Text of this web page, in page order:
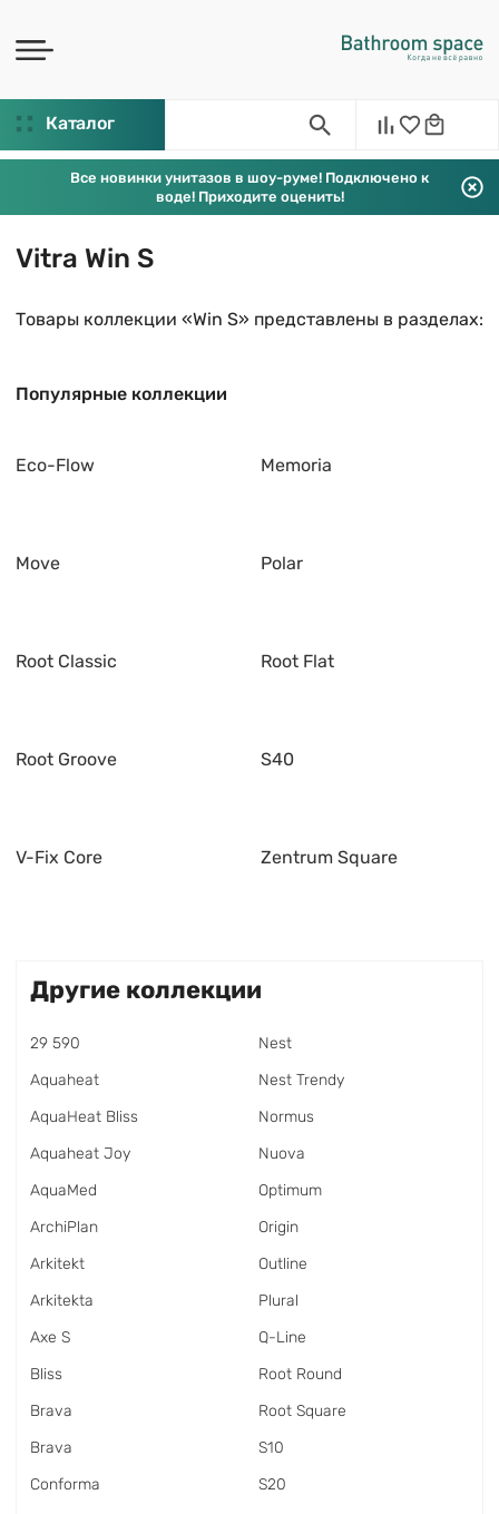
Каталог
Все новинки унитазов в шоу-руме! Подключено к
воде! Приходите оценить!
Vitra Win S
Товары коллекции «Win S» представлены в разделах:
Популярные коллекции
Eco-Flow Memoria
Move Polar
Root Classic Root Flat
Root Groove S40
V-Fix Core Zentrum Square
Другие коллекции
29 590
Aquaheat
AquaHeat Bliss
Aquaheat Joy
AquaMed
ArchiPlan
Arkitekt
Arkitekta
Axe S
Bliss
Brava
Brava
Conforma
Nest
Nest Trendy
Normus
Nuova
Optimum
Origin
Outline
Plural
Q-Line
Root Round
Root Square
S10
S20